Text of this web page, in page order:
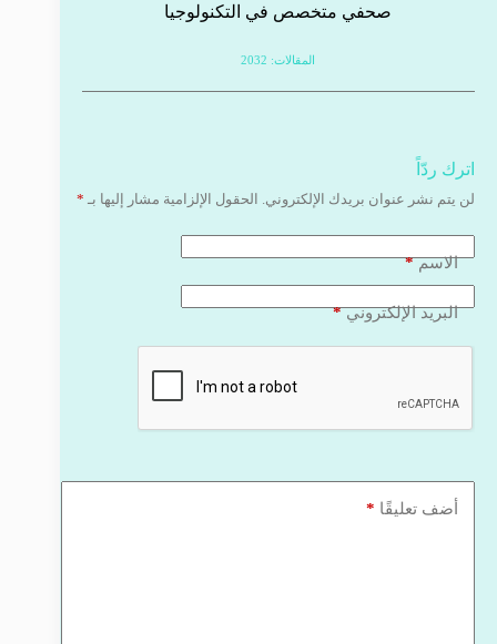
صحفي متخصص في التكنولوجيا
المقالات: 2032
اترك ردّاً
لن يتم نشر عنوان بريدك الإلكتروني. الحقول الإلزامية مشار إليها بـ *
الاسم*
البريد الإلكتروني*
أضف تعليقًا *